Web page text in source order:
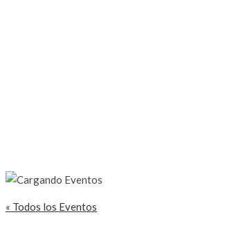
« Todos los Eventos